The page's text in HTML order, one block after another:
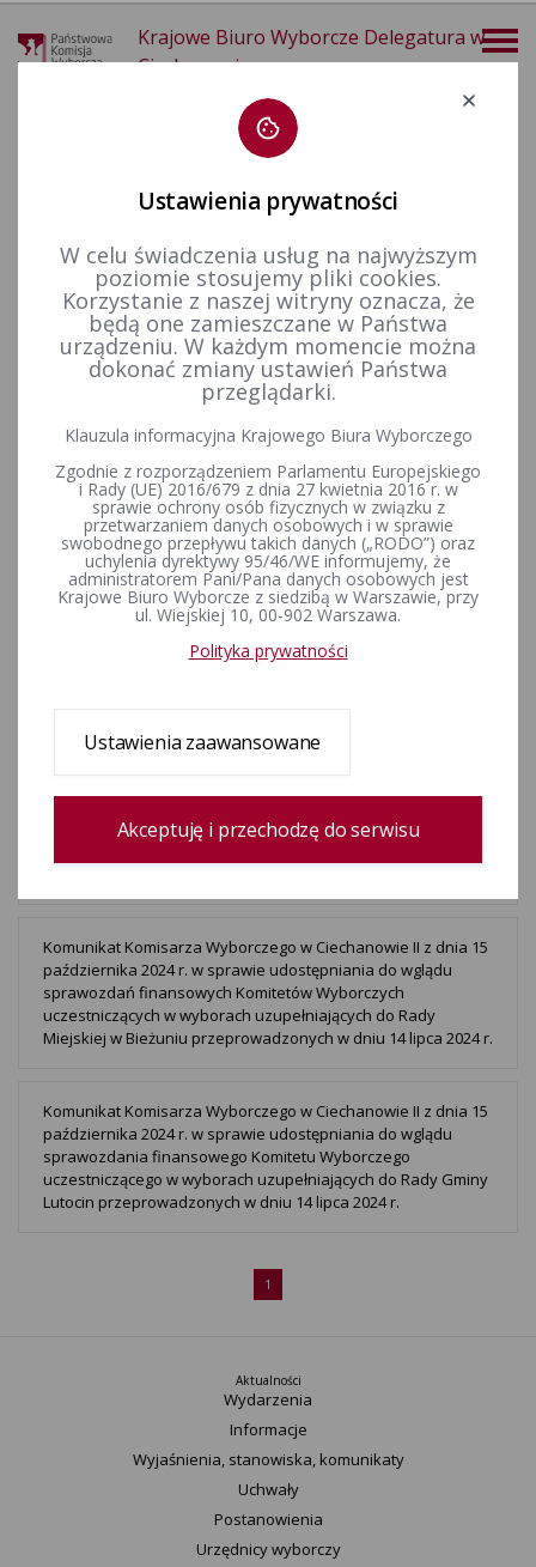
Krajowe Biuro Wyborcze Delegatura w
Ciechanowie
Sprawozdania finansowe Kadencja 2024-2029
Komunikat Komisarza Wyborczego w Ciechanowie I dnia 4
sprawozdań finansowych Komitetów Wyborczych
uczestniczących w wyborach uzupełniających do Rady
Miejskiej w Glinojecku przeprowadzonych w dniu 11 maja
2025 r.
Komunikat Komisarza Wyborczego w Ciechanowie II z dnia 10
marca 2025 r. w sprawie udostępniania do wglądu
sprawozdań finansowych Komitetów Wyborczych
sprawozdań finansowych Komitetów Wyborczych
Komunikat Komisarza Wyborczego w Ciechanowie II z dnia 15
października 2024 r. w sprawie udostępniania do wglądu
sprawozdań finansowych Komitetów Wyborczych
uczestniczących w wyborach uzupełniających do Rady
Miejskiej w Bieżuniu przeprowadzonych w dniu 14 lipca 2024 r.
Komunikat Komisarza Wyborczego w Ciechanowie II z dnia 15
października 2024 r. w sprawie udostępniania do wglądu
sprawozdania finansowego Komitetu Wyborczego
uczestniczącego w wyborach uzupełniających do Rady Gminy
Lutocin przeprowadzonych w dniu 14 lipca 2024 r.
1
Aktualności
Wydarzenia
Informacje
Wyjaśnienia, stanowiska, komunikaty
Uchwały
Postanowienia
Urzędnicy wyborczy
Ustawienia prywatności
W celu świadczenia usług na najwyższym
poziomie stosujemy pliki cookies.
Korzystanie z naszej witryny oznacza, że
będą one zamieszczane w Państwa
urządzeniu. W każdym momencie można
dokonać zmiany ustawień Państwa
przeglądarki.
Klauzula informacyjna Krajowego Biura Wyborczego
Zgodnie z rozporządzeniem Parlamentu Europejskiego
i Rady (UE) 2016/679 z dnia 27 kwietnia 2016 r. w
sprawie ochrony osób fizycznych w związku z
przetwarzaniem danych osobowych i w sprawie
swobodnego przepływu takich danych („RODO”) oraz
uchylenia dyrektywy 95/46/WE informujemy, że
administratorem Pani/Pana danych osobowych jest
Krajowe Biuro Wyborcze z siedzibą w Warszawie, przy
ul. Wiejskiej 10, 00-902 Warszawa.
Polityka prywatności
Ustawienia zaawansowane
Akceptuję i przechodzę do serwisu